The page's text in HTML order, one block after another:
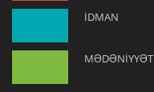
İDMAN
MƏDƏNİYYƏT